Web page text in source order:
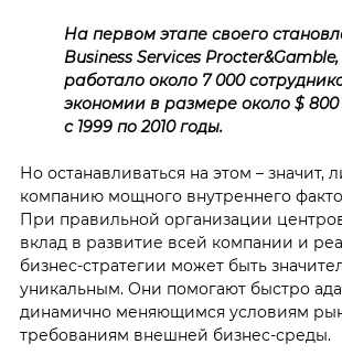
На первом этапе своего
Business Services
работало около 7 000
экономии в размере около $
с 1999 по 2010 годы.
Но останавливаться на этом – значит,
компанию мощного внутреннего
При правильной организации
вклад в развитие всей компании и
бизнес-стратегии может быть
уникальным. Они помогают быстро
динамично меняющимся условиям
требованиям внешней бизнес-среды.